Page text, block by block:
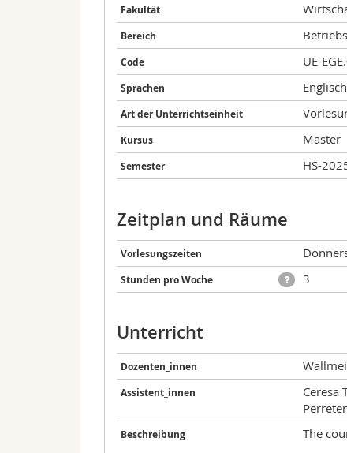
Fakultät
Bereich
Code UE-
Sprachen Englisch
Art der Unterrichtseinheit
Kursus Master
Semester HS-
Zeitplan und Räume
Vorlesungszeiten
Stunden pro Woche 3
Unterricht
Dozenten_innen
Assistent_innen
Ceresa
Beschreibung
The